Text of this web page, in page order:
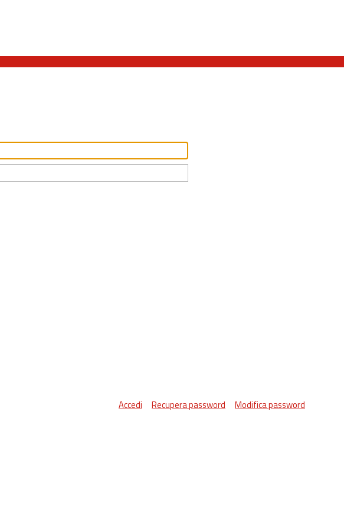
Accedi Recupera password Modifica password